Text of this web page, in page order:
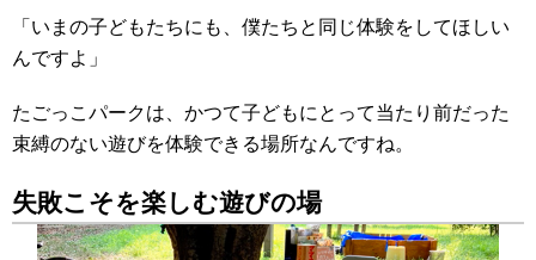
「いまの子どもたちにも、僕たちと同じ体験をしてほしい
んですよ」
たごっこパークは、かつて子どもにとって当たり前だった
束縛のない遊びを体験できる場所なんですね。
失敗こそを楽しむ遊びの場